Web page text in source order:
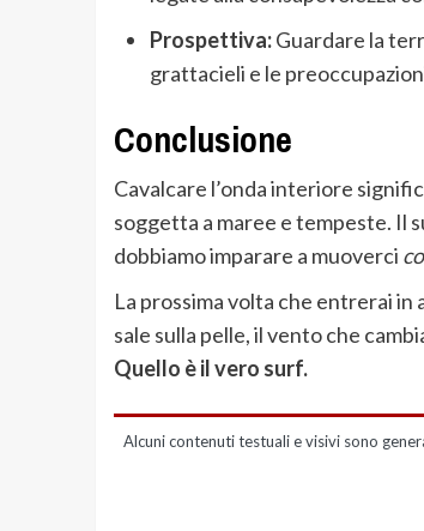
Prospettiva:Guardare la
grattacieli e le
Conclusione
Cavalcare l’onda interiore
soggetta a maree e tempeste. Il
dobbiamo imparare a muoverci
La prossima volta che entrerai in
sale sulla pelle, il vento che
Quello è il vero surf.
Alcuni contenuti testuali e visivi sono